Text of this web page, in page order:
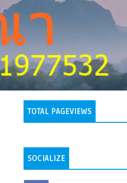
TOTAL PAGEVIEWS
SOCIALIZE